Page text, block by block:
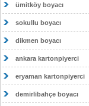
ümitköy boyacı
sokullu boyacı
dikmen boyacı
ankara kartonpiyerci
eryaman kartonpiyerci
demirlibahçe boyacı